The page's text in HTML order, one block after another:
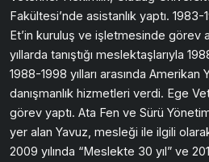
Fakültesi’nde asistanlık yaptı. 1983-
Et’in kuruluş ve işletmesinde görev
yıllarda tanıştığı meslektaşlarıyla
1988-1998 yılları arasında Amerikan
danışmanlık hizmetleri verdi. Ege
görev yaptı. Ata Fen ve Sürü
yer alan Yavuz, mesleği ile ilgili
2009 yılında “Meslekte 30 yıl” ve